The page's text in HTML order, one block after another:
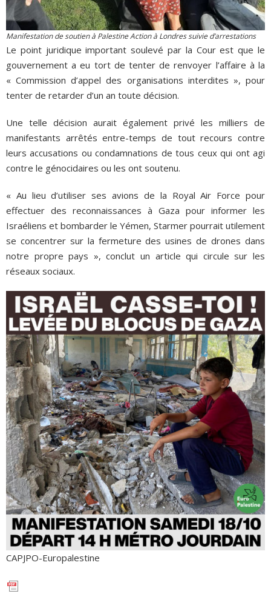
Manifestation de soutien à Palestine Action à Londres suivie d’arrestations
Le point juridique important soulevé par la Cour est que le
gouvernement a eu tort de tenter de renvoyer l’affaire à la
« Commission d’appel des organisations interdites », pour
tenter de retarder d’un an toute décision.
Une telle décision aurait également privé les milliers de
manifestants arrêtés entre-temps de tout recours contre
leurs accusations ou condamnations de tous ceux qui ont agi
contre le génocidaires ou les ont soutenu.
« Au lieu d’utiliser ses avions de la Royal Air Force pour
effectuer des reconnaissances à Gaza pour informer les
Israéliens et bombarder le Yémen, Starmer pourrait utilement
se concentrer sur la fermeture des usines de drones dans
notre propre pays », conclut un article qui circule sur les
réseaux sociaux.
CAPJPO-Europalestine